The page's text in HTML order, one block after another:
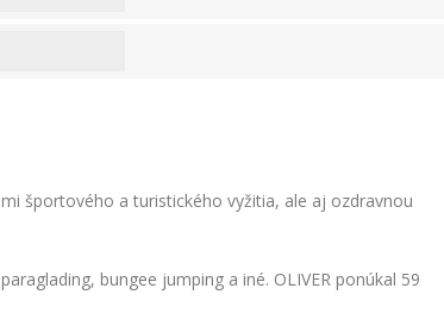
športového a turistického vyžitia, ale aj ozdravnou
bungee jumping a iné. OLIVER ponúkal 59